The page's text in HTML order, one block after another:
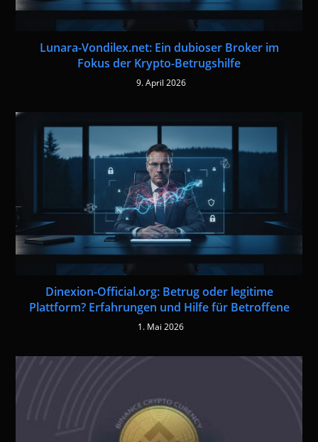
Lunara-Vondilex.net: Ein dubioser Broker im
Fokus der Krypto-Betrugshilfe
9. April 2026
Dinexion-Official.org: Betrug oder legitime
Plattform? Erfahrungen und Hilfe für Betroffene
1. Mai 2026